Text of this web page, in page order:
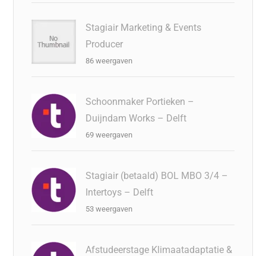
Stagiair Marketing & Events
Producer
86 weergaven
Schoonmaker Portieken –
Duijndam Works – Delft
69 weergaven
Stagiair (betaald) BOL MBO 3/4 –
Intertoys – Delft
53 weergaven
Afstudeerstage Klimaatadaptatie &